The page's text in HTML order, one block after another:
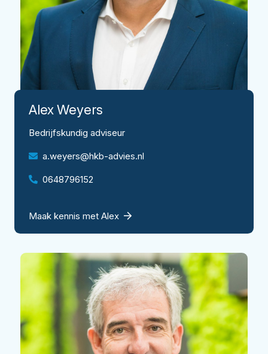
AlexWeyers
Bedrijfskundig adviseur
a.weyers@hkb-advies.nl
0648796152
Maak kennis met Alex